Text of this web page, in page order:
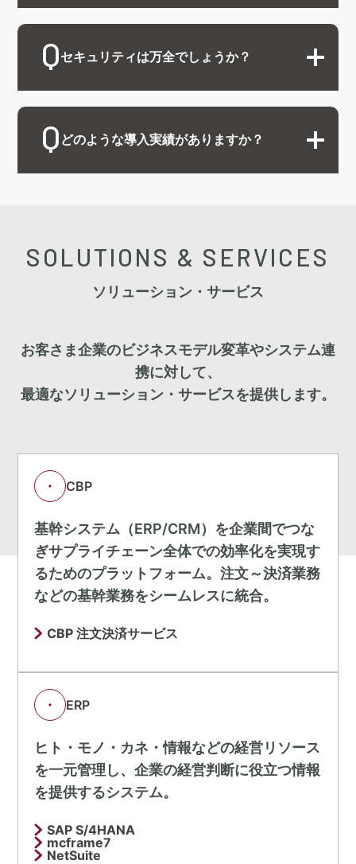
セキュリティは万全でしょうか？
どのような導入実績がありますか？
SOLUTIONS & SERVICES
ソリューション・サービス
お客さま企業のビジネスモデル変革やシステム連
携に対して、
最適なソリューション・サービスを提供します。
CBP
基幹システム（ERP/CRM）を企業間でつな
ぎサプライチェーン全体での効率化を実現す
るためのプラットフォーム。注文～決済業務
などの基幹業務をシームレスに統合。
CBP 注文決済サービス
ERP
ヒト・モノ・カネ・情報などの経営リソース
を一元管理し、企業の経営判断に役立つ情報
を提供するシステム。
SAP S/4HANA
mcframe7
NetSuite